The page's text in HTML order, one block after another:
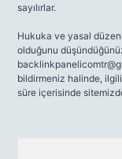
sayılırlar.
Hukuka ve yasal
olduğunu
bildirmeniz halinde,
süre içerisinde